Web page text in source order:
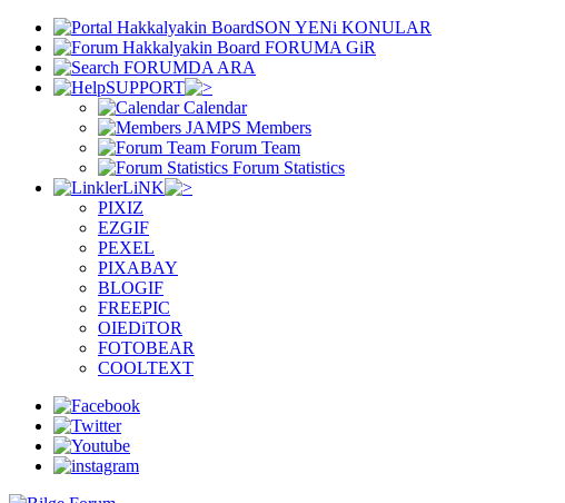
SON YENi KONULAR
FORUMA GiR
FORUMDA ARA
SUPPORT
Calendar
Members
Forum Team
Forum Statistics
LiNK
PIXIZ
EZGIF
PEXEL
PIXABAY
BLOGIF
FREEPIC
OIEDiTOR
FOTOBEAR
COOLTEXT